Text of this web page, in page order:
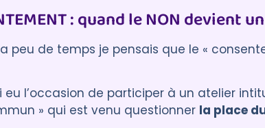
: quand le NON devient
a peu de temps je pensais que le «
eu l’occasion de participer à un atelier
» qui est venu questionner la place